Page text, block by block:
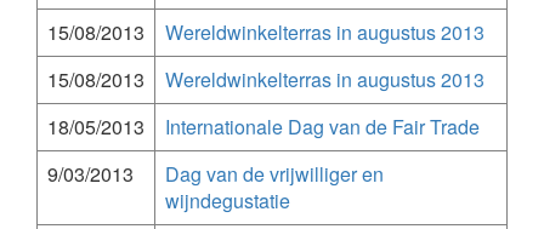
15/08/2013
Wereldwinkelterras in augustus 2013
15/08/2013
Wereldwinkelterras in augustus 2013
18/05/2013
Internationale Dag van de Fair Trade
9/03/2013
Dag van de vrijwilliger en
wijndegustatie